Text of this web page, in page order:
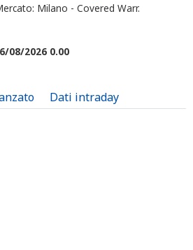
Milano - Covered Warr.
08/2026 0.00
Dati intraday